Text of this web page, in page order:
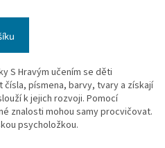
S Hravým učením se děti
písmena, barvy, tvary a získají
k jejich rozvoji. Pomocí
znalosti mohou samy procvičovat.
psycholožkou.